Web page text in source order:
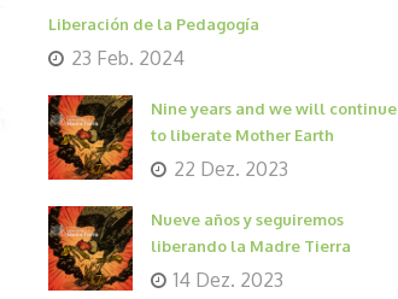
Liberación de la Pedagogía
23 Feb. 2024
Nine years and we will continue
to liberate Mother Earth
22 Dez. 2023
Nueve años y seguiremos
liberando la Madre Tierra
14 Dez. 2023